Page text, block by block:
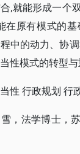
,就能形成一个
在原有模式的
中的动力、协
性模式的转型与
性 行政规划 行
，法学博士，